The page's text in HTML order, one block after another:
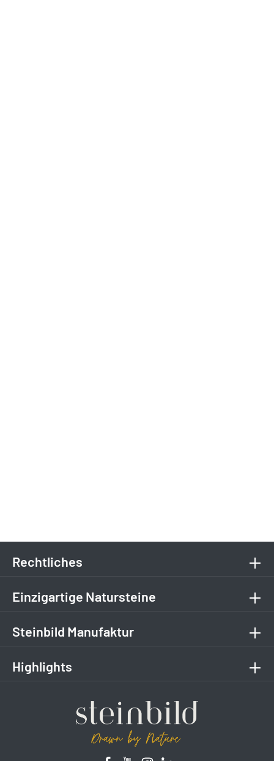
Rechtliches
Einzigartige Natursteine
Steinbild Manufaktur
Highlights